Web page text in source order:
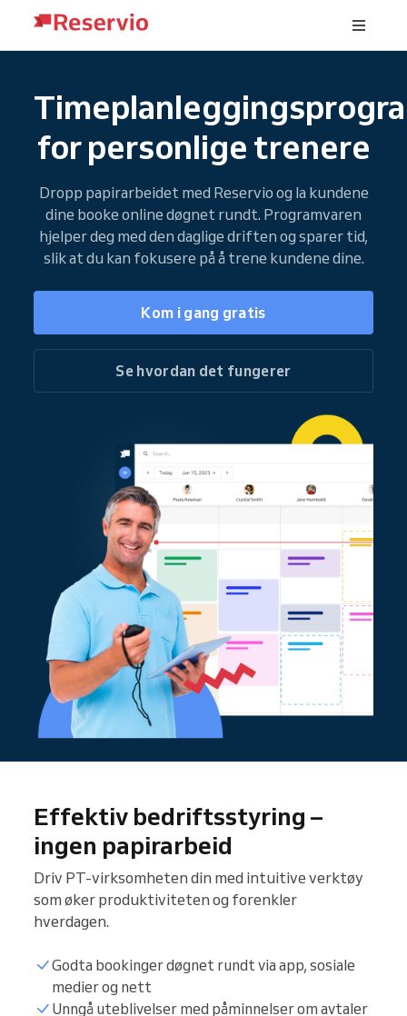
for personlige trenere
Dropp papirarbeidet med Reservio og la kundene
dine booke online døgnet rundt. Programvaren
hjelper deg med den daglige driften og sparer tid,
slik at du kan fokusere på å trene kundene dine.
Kom i gang gratis
Se hvordan det fungerer
Effektiv bedriftsstyring –
ingen papirarbeid
Driv PT-virksomheten din med intuitive verktøy
som øker produktiviteten og forenkler
hverdagen.
Godta bookinger døgnet rundt via app, sosiale
medier og nett
Unngå uteblivelser med påminnelser om avtaler